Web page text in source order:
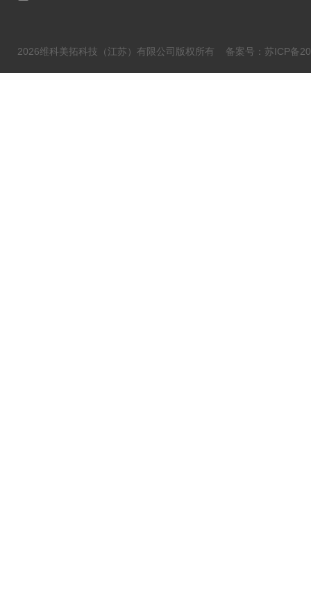
2026维科美拓科技（江苏）有限公司版权所有 备案号：苏ICP备